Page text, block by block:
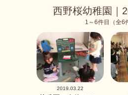
西野桜幼稚園｜
1～6件目（全6
2019.03.22